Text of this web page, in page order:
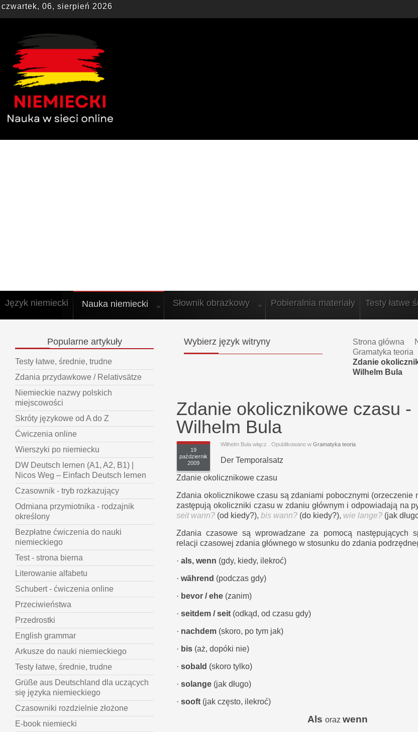
czwartek, 06, sierpień 2026
Język niemiecki Nauka niemiecki Słownik obrazkowy Pobieralnia materiały Testy łatwe
Wybierz język witryny Strona główna
Gramatyka teoria
Zdanie
Wilhelm Bula
Zdanie okolicznikowe czasu -
Wilhelm Bula
Wilhelm Bula włącz
19
październik
2009
. Opublikowano w Gramatyka teoria
Der Temporalsatz
Zdanie okolicznikowe czasu
Zdania okolicznikowe czasu są zdaniami pobocznymi (orzeczenie
zastępują okoliczniki czasu w zdaniu głównym i odpowiadają na
seit wann? (od kiedy?), bis wann? (do kiedy?), wie lange? (jak
Zdania czasowe są wprowadzane za pomocą następujących
relacji czasowej zdania głównego w stosunku do zdania
· als, wenn (gdy, kiedy, ilekroć)
· während (podczas gdy)
· bevor / ehe (zanim)
· seitdem / seit (odkąd, od czasu gdy)
· nachdem (skoro, po tym jak)
· bis (aż, dopóki nie)
· sobald (skoro tylko)
· solange (jak długo)
· sooft (jak często, ilekroć)
Als oraz wenn
Popularneartykuły
Testy łatwe, średnie, trudne
Zdania przydawkowe / Relativsätze
Niemieckie nazwy polskich
miejscowości
Skróty językowe od A do Z
Ćwiczenia online
Wierszyki po niemiecku
DW Deutsch lernen (A1, A2, B1) |
Nicos Weg – Einfach Deutsch lernen
Czasownik - tryb rozkazujący
Odmiana przymiotnika - rodzajnik
określony
Bezpłatne ćwiczenia do nauki
niemieckiego
Test - strona bierna
Literowanie alfabetu
Schubert - ćwiczenia online
Przeciwieństwa
Przedrostki
English grammar
Arkusze do nauki niemieckiego
Testy łatwe, średnie, trudne
Grüße aus Deutschland dla uczących
się języka niemieckiego
Czasowniki rozdzielnie złożone
E-book niemiecki